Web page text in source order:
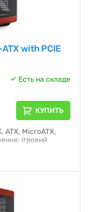
with PCIE
Есть на складе
КУПИТЬ
ATX, MicroATX,
ігровий